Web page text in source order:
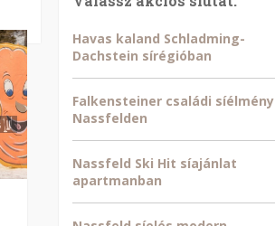
Havas kaland Schladming-
Dachstein sírégióban
Falkensteiner családi síélmény
Nassfelden
Nassfeld Ski Hit síajánlat
apartmanban